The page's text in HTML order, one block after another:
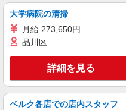
日出勤手当て等
株式会社テクノ・サービス/お仕
機械セット
大学病院の清掃
月給 273,650円
品川区
詳細を見る
ベルク各店での店内スタッフ